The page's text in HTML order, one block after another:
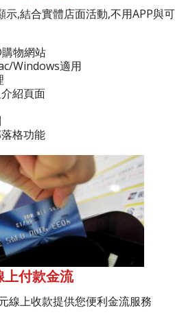
示,結合實體店面活動,不用APP與可
物網站
Windows適用
紹頁面
格功能
上付款金流
線上收款提供您便利金流服務